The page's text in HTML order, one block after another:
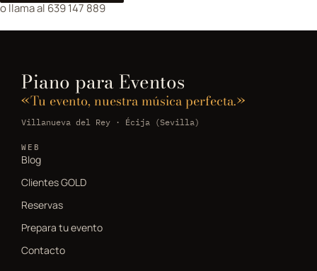
o llama al 639 147 889
Piano para Eventos
«Tu evento, nuestra música perfecta.»
Villanueva del Rey · Écija (Sevilla)
WEB
Blog
Clientes GOLD
Reservas
Prepara tu evento
Contacto